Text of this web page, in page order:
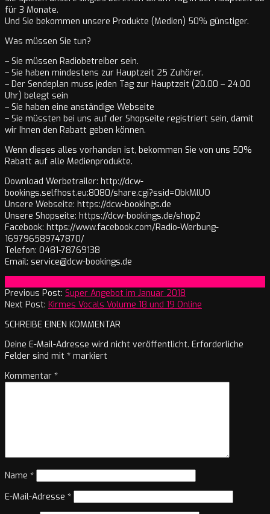
für 3 Monate.
Und Sie bekommen unsere Produkte (Medien) 50% günstiger.
Was müssen Sie tun?
– Sie müssen Radiobetreiber sein.
– Sie haben mindestens zur Hauptzeit 25 Zuhörer.
– Der Sendeplan muss jeden Tag zur Hauptzeit (20.00 – 24.00
Uhr) belegt sein
– Sie haben eine anständige Webseite
– Sie müssten bei uns auf der Shopseite registriert sein, damit
wir Ihnen den Rabatt geben können.
Wenn dieses alles vorhanden ist, bekommen Sie von uns 50%
Rabatt auf alle Medienprodukte.
Download Werbetrailer: http://dcw-
bookings.selfhost.eu:8080/share.cgi?ssid=0bkMlUO
Unsere Webseite: https://dcw-bookings.de
Unsere Shopseite: https://dcw-bookings.de/shop2
Facebook: https://www.facebook.com/Radio-Werbung-
169796589747870/
Telefon: 0481-78769138
Email: service@dcw-bookings.de
01-
27
Previous Post: Super Angebot im Januar 2018
Next Post: Kirmes Vocals Volume 18 und 19 Online
SCHREIBE EINEN KOMMENTAR
Deine E-Mail-Adresse wird nicht veröffentlicht. Erforderliche
Felder sind mit * markiert
Kommentar *
Name *
E-Mail-Adresse *